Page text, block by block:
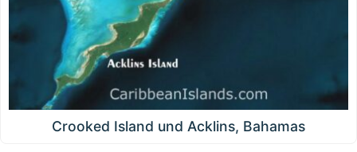
Crooked Island und Acklins, Bahamas